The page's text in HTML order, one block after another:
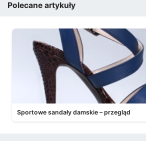
Polecane artykuły
Sportowe sandały damskie – przegląd